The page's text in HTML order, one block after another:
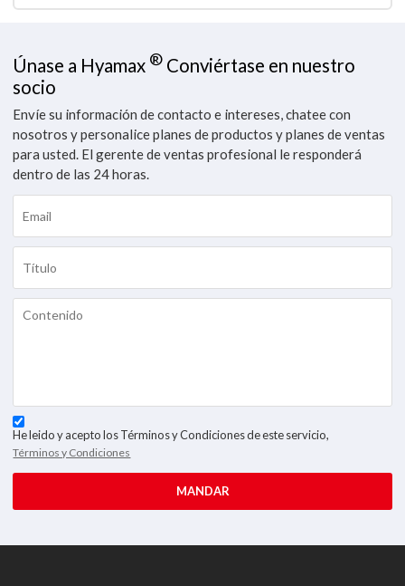
Únase a Hyamax ® Conviértase en nuestro
socio
Envíe su información de contacto e intereses, chatee con
nosotros y personalice planes de productos y planes de ventas
para usted. El gerente de ventas profesional le responderá
dentro de las 24 horas.
He leido y acepto los Términos y Condiciones de este servicio,
Términos y Condiciones
MANDAR